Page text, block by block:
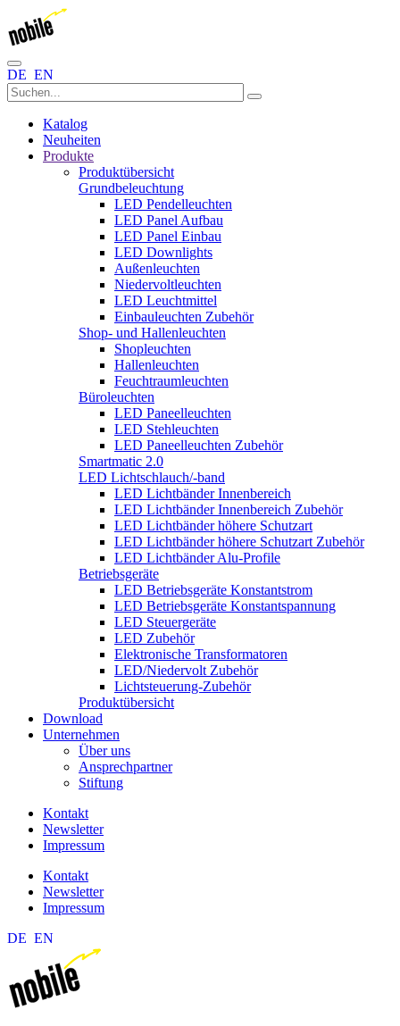
DE EN
Katalog
Neuheiten
Produkte
Produktübersicht
Grundbeleuchtung
LED Pendelleuchten
LED Panel Aufbau
LED Panel Einbau
LED Downlights
Außenleuchten
Niedervoltleuchten
LED Leuchtmittel
Einbauleuchten Zubehör
Shop- und Hallenleuchten
Shopleuchten
Hallenleuchten
Feuchtraumleuchten
Büroleuchten
LED Paneelleuchten
LED Stehleuchten
LED Paneelleuchten Zubehör
Smartmatic 2.0
LED Lichtschlauch/-band
LED Lichtbänder Innenbereich
LED Lichtbänder Innenbereich Zubehör
LED Lichtbänder höhere Schutzart
LED Lichtbänder höhere Schutzart Zubehör
LED Lichtbänder Alu-Profile
Betriebsgeräte
LED Betriebsgeräte Konstantstrom
LED Betriebsgeräte Konstantspannung
LED Steuergeräte
LED Zubehör
Elektronische Transformatoren
LED/Niedervolt Zubehör
Lichtsteuerung-Zubehör
Produktübersicht
Download
Unternehmen
Über uns
Ansprechpartner
Stiftung
Kontakt
Newsletter
Impressum
Kontakt
Newsletter
Impressum
DE EN